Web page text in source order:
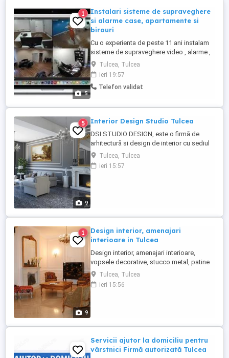
5
1
Instalari sisteme de supraveghere
si alarme case, apartamente si
birouri
Cu o experienta de peste 11 ani instalam
sisteme de supraveghere video , alarme ,
servere, comenzi smart de la distanta
toate cu comanda de pe telefon ,va
asteptam pe str. Isaccei nr.81 in statia de
autobuz zona vest vizavi de oraselul
Tulcea, Tulcea
ieri 19:57
Telefon validat
9
5 Interior Design Studio Tulcea
DSI STUDIO DESIGN, este o firmă de
arhitectură si design de interior cu sediul
în Tulcea - Romania, care oferă soluții
profesionale complete, de design
interior/exterior. Management de proiect
Tulcea, Tulcea
ieri 15:57
9
1
Design interior, amenajari
interioare in Tulcea
Design interior, amenajari interioare,
vopsele decorative, stucco metal, patine
decorative, ambianta rustica, gleturi
decorative, aplicare foita de aur,
marmorino, travertine, otocento antico
Tulcea, Tulcea
ieri 15:56
Servicii ajutor la domiciliu pentru
vârstnici Firmă autorizată Tulcea